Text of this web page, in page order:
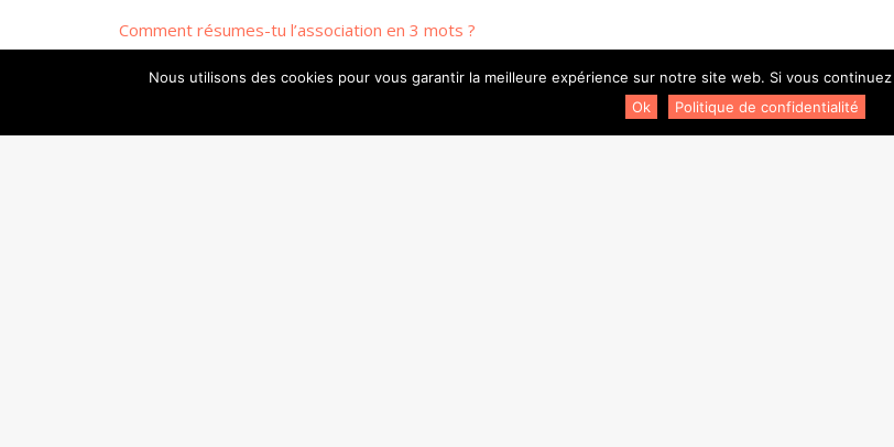
Comment résumes-tu l’association en 3 mots ?
Passion, partage et émotion.
Nous utilisons des cookies pour vous garantir la meilleure expérience sur notre site web. Si vous
Ok
Politique de confidentialité